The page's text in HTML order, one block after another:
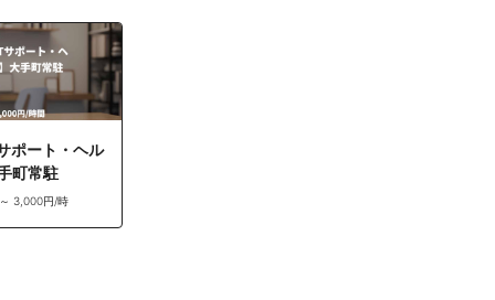
ポート・ヘル
町常駐
3,000円/時